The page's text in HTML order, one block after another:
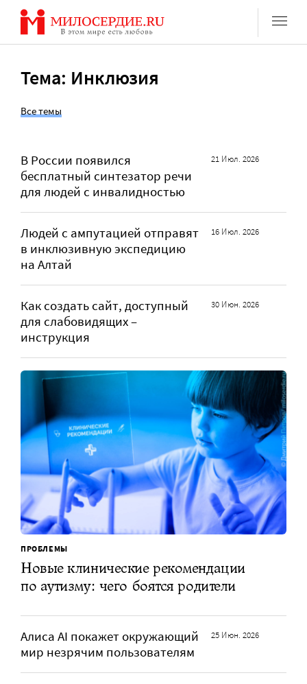
Перейти
содержанию
Тема: Инклюзия
Все темы
В России появился
бесплатный синтезатор речи
для людей с инвалидностью
21 Июл. 2026
Людей с ампутацией отправят
в инклюзивную экспедицию
на Алтай
16 Июл. 2026
Как создать сайт, доступный
для слабовидящих –
инструкция
30 Июн. 2026
ПРОБЛЕМЫ
Новые клинические рекомендации
по аутизму: чего боятся родители
Алиса AI покажет окружающий
мир незрячим пользователям
25 Июн. 2026